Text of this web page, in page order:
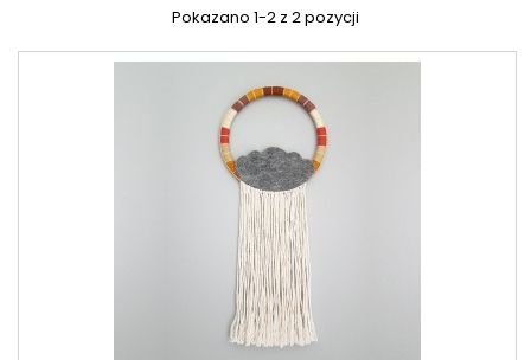
Pokazano 1-2 z 2 pozycji